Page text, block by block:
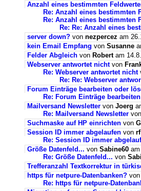
Anzahl eines bestimmten
Re: Anzahl eines bestimmten
Re: Anzahl eines bestimmten
Re: Re: Anzahl eines
server down? von nezpercez am
kein Email Empfang von Susanne
Felder Abgleich von Robertam
Webserver antwortet nichtvon
Re: Webserver antwortet nicht
Re: Re: Webserver
Forum Einträge bearbeiten oder
Re: Forum Einträge
Mailversand Newsletter von Joerg
Re: Mailversand Newsletter von
Suchmaske auf HP einrichten von
Session ID immer abgelaufen von rf
Re: Session ID immer
Größe Datenfeld... von Sabine60
Re: Größe Datenfeld... von
Trefferanzahl Textkorrektur in
https für netpure-Datenbanken? von
Re: https für netpure-